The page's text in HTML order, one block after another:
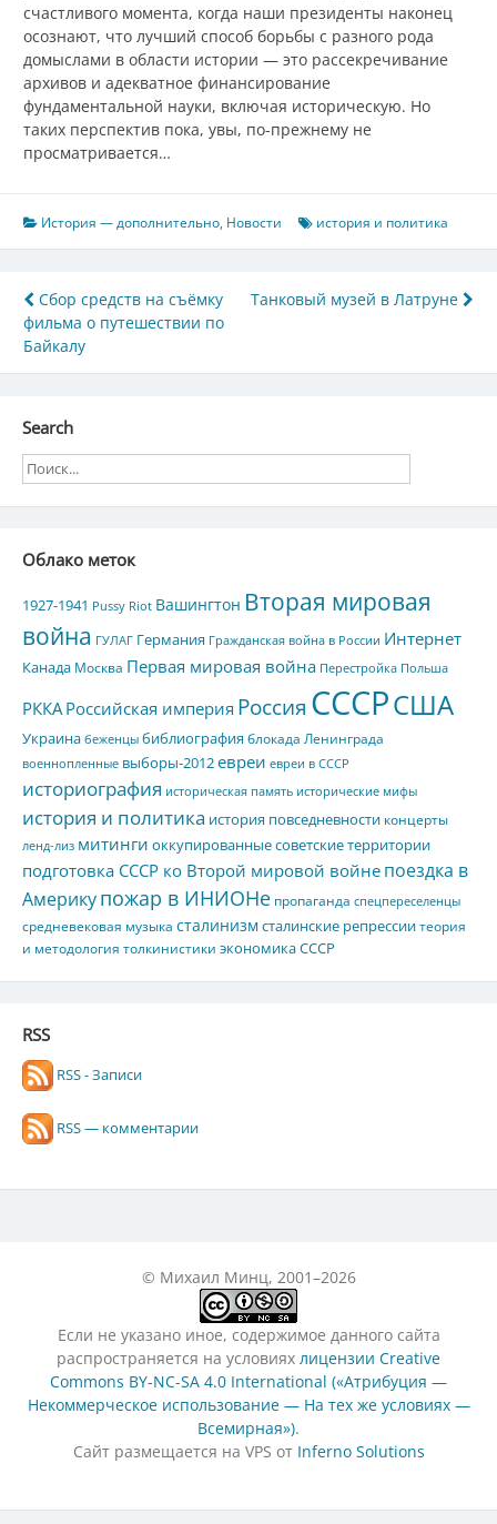
счастливого момента, когда наши президенты наконец
осознают, что лучший способ борьбы с разного рода
домыслами в области истории — это рассекречивание
архивов и адекватное финансирование
фундаментальной науки, включая историческую. Но
таких перспектив пока, увы, по-прежнему не
просматривается…
История — дополнительно, Новости история и политика
Навигация
по
записям
Сбор средств на съёмку
фильма о путешествии по
Байкалу
Танковый музей в Латруне
Search
Облако меток
1927-1941 Pussy Riot Вашингтон Вторая мировая
война ГУЛАГ Германия Гражданская война в России Интернет
Канада Москва Первая мировая война Перестройка Польша
РККА Российская империя Россия СССРСША
Украина беженцы библиография блокада Ленинграда
военнопленные выборы-2012евреи евреи в СССР
историография историческая память исторические мифы
история и политика история повседневности концерты
ленд-лиз митинги оккупированные советские территории
подготовка СССР ко Второй мировой войнепоездка в
Америкупожар в ИНИОНе пропаганда спецпереселенцы
средневековая музыка сталинизмсталинские репрессиитеория
и методология толкинистики экономика СССР
RSS
RSS - Записи
RSS — комментарии
© Михаил Минц, 2001–2026
Если не указано иное, содержимое данного сайта
распространяется на условиях лицензии Creative
Commons BY-NC-SA 4.0 International («Атрибуция —
Некоммерческое использование — На тех же условиях —
Всемирная»).
Сайт размещается на VPS от Inferno Solutions